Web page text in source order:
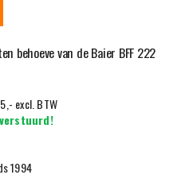
behoeve van de Baier BFF 222
excl. BTW
1994